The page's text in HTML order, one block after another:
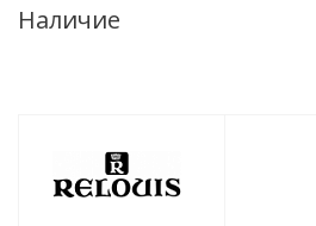
Наличие